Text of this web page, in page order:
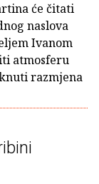
će čitati
naslova
Ivanom
atmosferu
razmjena